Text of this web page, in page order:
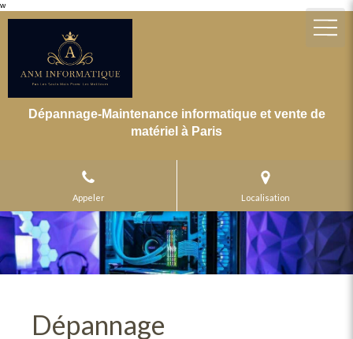
w
Dépannage-Maintenance informatique et vente de
matériel à Paris
Appeler Localisation
Dépannage